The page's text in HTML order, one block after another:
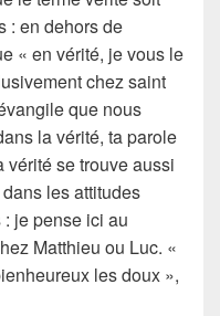
: en dehors de
« en vérité, je vous le
chez saint
que nous
la vérité, ta parole
vérité se trouve aussi
les attitudes
je pense ici au
Matthieu ou Luc. «
les doux »,